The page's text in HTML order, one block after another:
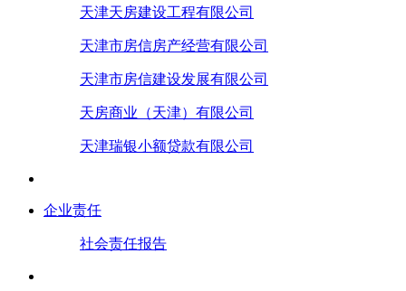
天津天房建设工程有限公司
天津市房信房产经营有限公司
天津市房信建设发展有限公司
天房商业（天津）有限公司
天津瑞银小额贷款有限公司
企业责任
社会责任报告